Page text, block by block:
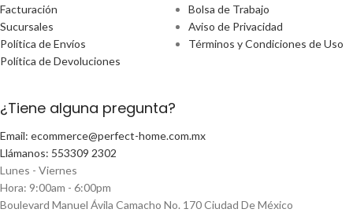
Facturación
Sucursales
Política de Envíos
Política de Devoluciones
Bolsa de Trabajo
Aviso de Privacidad
Términos y Condiciones de Uso
¿Tiene alguna pregunta?
Email: ecommerce@perfect-home.com.mx
Llámanos: 553309 2302
Lunes - Viernes
Hora: 9:00am - 6:00pm
Boulevard Manuel Ávila Camacho No. 170 Ciudad De México